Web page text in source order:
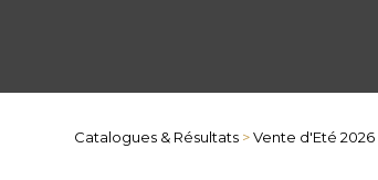
Catalogues & Résultats >Vente d'Eté 2026